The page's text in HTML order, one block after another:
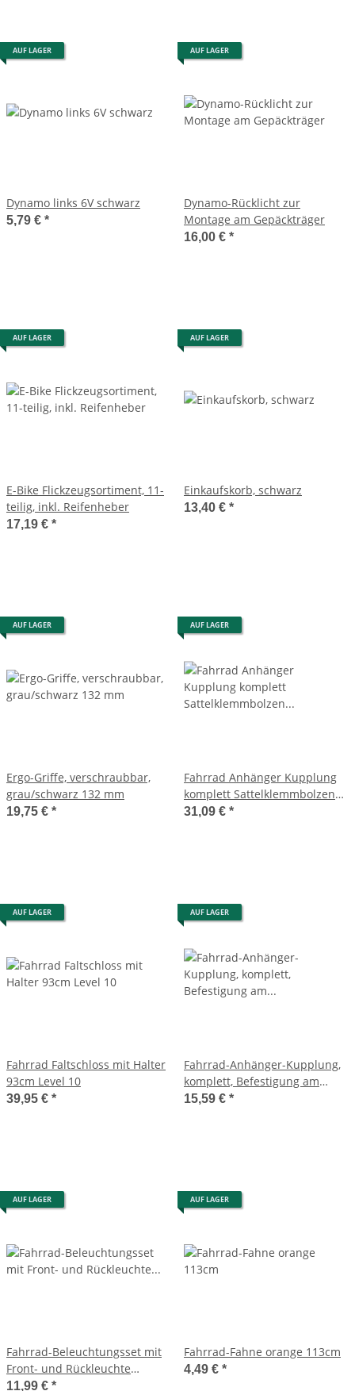
AUF LAGER
Dynamo links 6V schwarz
5,79 € *
AUF LAGER
Dynamo-Rücklicht zur
Montage am Gepäckträger
16,00 € *
AUF LAGER
E-Bike Flickzeugsortiment, 11-
teilig, inkl. Reifenheber
17,19 € *
AUF LAGER
Einkaufskorb, schwarz
13,40 € *
AUF LAGER
Ergo-Griffe, verschraubbar,
grau/schwarz 132 mm
19,75 € *
AUF LAGER
Fahrrad Anhänger Kupplung
komplett Sattelklemmbolzen
Montage Zubehör
Transportlösungen Outdoor
31,09 € *
AUF LAGER
Fahrrad Faltschloss mit Halter
93cm Level 10
39,95 € *
AUF LAGER
Fahrrad-Anhänger-Kupplung,
komplett, Befestigung am
Sattelklemmbolzen
15,59 € *
AUF LAGER
Fahrrad-Beleuchtungsset mit
Front- und Rückleuchte
inkl.Batterien
11,99 € *
AUF LAGER
Fahrrad-Fahne orange 113cm
4,49 € *